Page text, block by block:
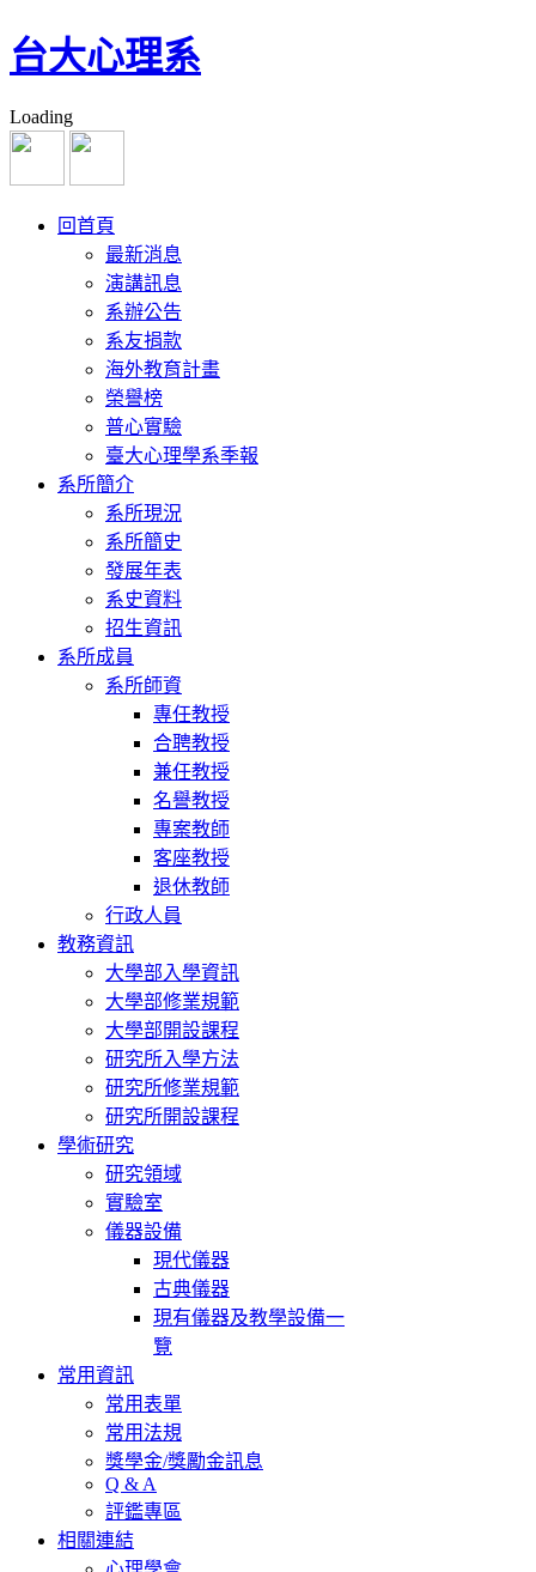
台大心理系
Loading
回首頁
最新消息
演講訊息
系辦公告
系友捐款
海外教育計畫
榮譽榜
普心實驗
臺大心理學系季報
系所簡介
系所現況
系所簡史
發展年表
系史資料
招生資訊
系所成員
系所師資
專任教授
合聘教授
兼任教授
名譽教授
專案教師
客座教授
退休教師
行政人員
教務資訊
大學部入學資訊
大學部修業規範
大學部開設課程
研究所入學方法
研究所修業規範
研究所開設課程
學術研究
研究領域
實驗室
儀器設備
現代儀器
古典儀器
現有儀器及教學設備一
覽
常用資訊
常用表單
常用法規
獎學金/獎勵金訊息
Q & A
評鑑專區
相關連結